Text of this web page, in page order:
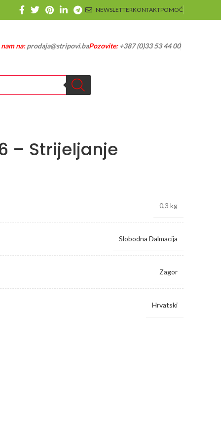
NEWSLETTERKONTAKTPOMOĆ
na:prodaja@stripovi.baPozovite:+387 (0)33 53 44 00
– Strijeljanje
0,3 kg
Slobodna Dalmacija
Zagor
Hrvatski